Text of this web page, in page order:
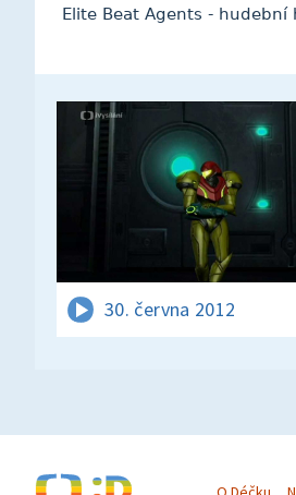
Elite Beat Agents -
30. června 2012